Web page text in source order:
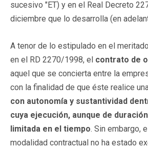
sucesivo "ET) y en el Real Decreto
diciembre que lo desarrolla (en
A tenor de lo estipulado en el
en el RD 2270/1998, el contrato de
aquel que se concierta entre la
con la finalidad de que éste realice
con autonomía y sustantividad
cuya ejecución, aunque de
limitada en el tiempo. Sin embargo,
modalidad contractual no ha estado